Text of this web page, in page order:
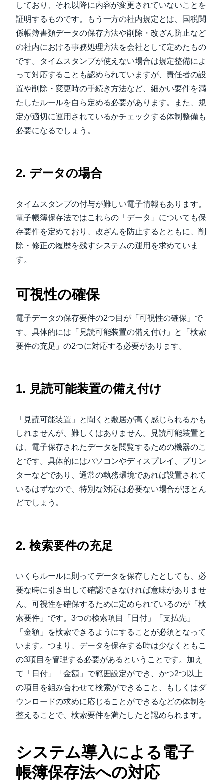
しており、それ以降に内容が変更されていないことを
証明するものです。もう一方の社内規定とは、国税関
係帳簿書類データの保存方法や削除・改ざん防止など
の社内における事務処理方法を会社として定めたもの
です。タイムスタンプが使えない場合は規定整備によ
って対応することも認められていますが、責任者の設
置や削除・変更時の手続き方法など、細かい要件を満
たしたルールを自ら定める必要があります。また、規
定が適切に運用されているかチェックする体制整備も
必要になるでしょう。
2. データの場合
タイムスタンプの付与が難しい電子情報もあります。
電子帳簿保存法ではこれらの「データ」についても保
存要件を定めており、改ざんを防止するとともに、削
除・修正の履歴を残すシステムの運用を求めていま
す。
可視性の確保
電子データの保存要件の2つ目が「可視性の確保」で
す。具体的には「見読可能装置の備え付け」と「検索
要件の充足」の2つに対応する必要があります。
1. 見読可能装置の備え付け
「見読可能装置」と聞くと敷居が高く感じられるかも
しれませんが、難しくはありません。見読可能装置と
は、電子保存されたデータを閲覧するための機器のこ
とです。具体的にはパソコンやディスプレイ、プリン
ターなどであり、通常の執務環境であれば設置されて
いるはずなので、特別な対応は必要ない場合がほとん
どでしょう。
2. 検索要件の充足
いくらルールに則ってデータを保存したとしても、必
要な時に引き出して確認できなければ意味がありませ
ん。可視性を確保するために定められているのが「検
索要件」です。3つの検索項目「日付」「支払先」
「金額」を検索できるようにすることが必須となって
います。つまり、データを保存する時は少なくともこ
の3項目を管理する必要があるということです。加え
て「日付」「金額」で範囲設定ができ、かつ2つ以上
の項目を組み合わせて検索ができること、もしくはダ
ウンロードの求めに応じることができるなどの体制を
整えることで、検索要件を満たしたと認められます。
システム導入による電子
帳簿保存法への対応